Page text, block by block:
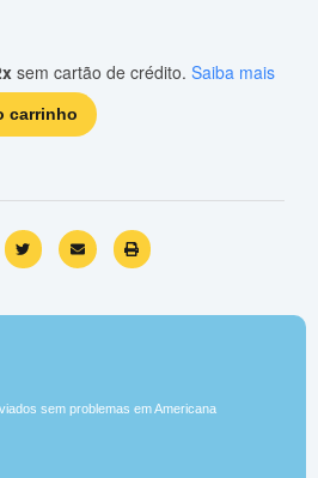
sem cartão de crédito. Saiba mais
carrinho
sem problemas em Americana